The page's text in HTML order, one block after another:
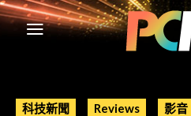
科技新聞 Reviews 影音